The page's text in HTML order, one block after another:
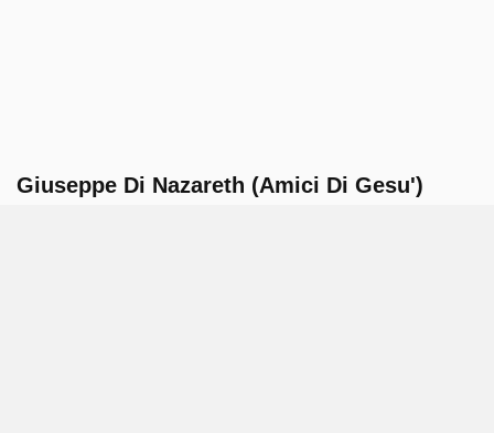
Giuseppe Di Nazareth (Amici Di Gesu')